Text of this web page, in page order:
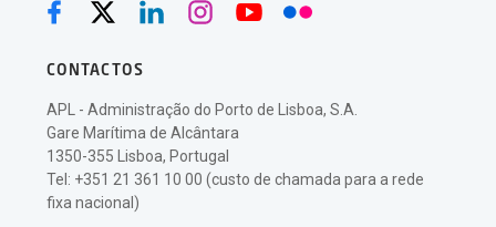
CONTACTOS
APL - Administração do Porto de Lisboa, S.A.
Gare Marítima de Alcântara
1350-355 Lisboa, Portugal
Tel: +351 21 361 10 00 (custo de chamada para a rede
fixa nacional)